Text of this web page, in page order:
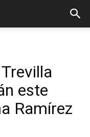
este
Ramírez